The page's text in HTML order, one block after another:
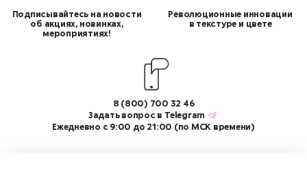
Подписывайтесь на новости
об акциях, новинках,
мероприятиях!
Революционные инновации
в текстуре и цвете
8 (800) 700 32 46
Задать вопрос в Telegram
Ежедневно с 9:00 до 21:00 (по МСК времени)